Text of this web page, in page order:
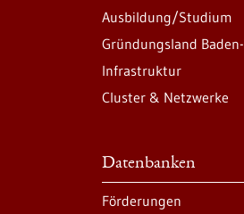
Ausbildung/Studium
Gründungsland
Infrastruktur
Cluster & Netzwerke
Datenbanken
Förderungen